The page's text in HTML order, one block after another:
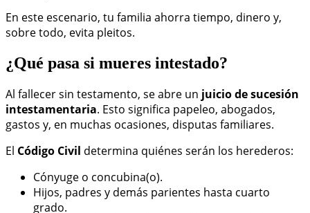
En este escenario, tu familia ahorra tiempo, dinero y,
sobre todo, evita pleitos.
¿Qué pasa si mueres intestado?
Al fallecer sin testamento, se abre un juicio de sucesión
intestamentaria. Esto significa papeleo, abogados,
gastos y, en muchas ocasiones, disputas familiares.
El Código Civil determina quiénes serán los herederos:
Cónyuge o concubina(o).
Hijos, padres y demás parientes hasta cuarto
grado.